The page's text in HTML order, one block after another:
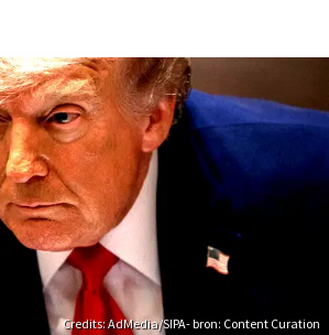
Credits: AdMedia/SIPA- bron: Content Curation